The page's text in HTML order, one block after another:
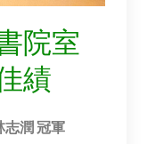
院室
績
志潤 冠軍